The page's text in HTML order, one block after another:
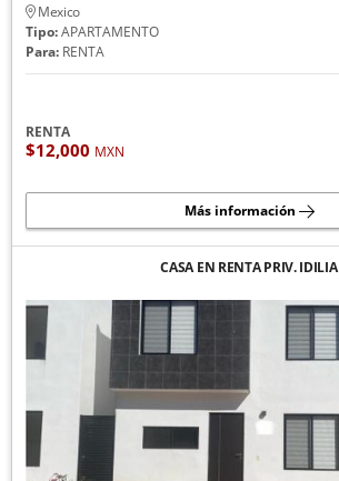
Mexico
Tipo:APARTAMENTO
Para:RENTA
RENTA
$12,000 MXN
Más información
CASA EN RENTA PRIV. IDILIA